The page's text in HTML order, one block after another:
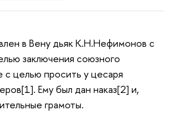
в Вену дьяк К.Н.Нефимонов с
заключения союзного
с целью просить у цесаря
Ему был дан наказ[2] и,
грамоты.